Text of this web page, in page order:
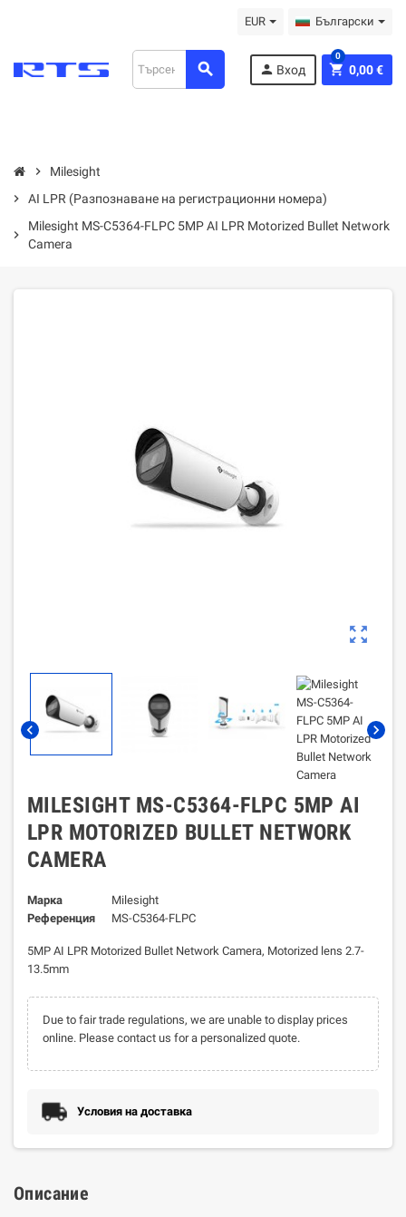
EUR Български
search person Вход shopping_cart 0,00 €
0
chevron_right
Milesight
chevron_right
AI LPR (Разпознаване на регистрационни номера)
chevron_right
Milesight MS-C5364-FLPC 5MP AI LPR Motorized Bullet Network
Camera
zoom_out_map
chevron_left chevron_right
MILESIGHT MS-C5364-FLPC 5MP AI
LPR MOTORIZED BULLET NETWORK
CAMERA
Марка
Milesight
Референция
MS-C5364-FLPC
5MP AI LPR Motorized Bullet Network Camera, Motorized lens 2.7-
13.5mm
Due to fair trade regulations, we are unable to display prices
online. Please contact us for a personalized quote.
Условия на доставка
Описание